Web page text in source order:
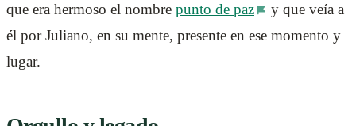
que era hermoso el nombre punto de paz
y que veía a
él por Juliano, en su mente, presente en ese momento y
lugar.